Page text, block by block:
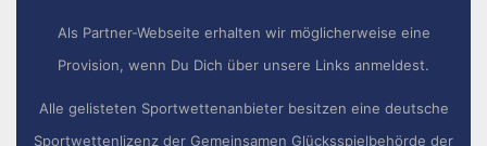
Als Partner-Webseite erhalten wir möglicherweise eine
Provision, wenn Du Dich über unsere Links anmeldest.
Alle gelisteten Sportwettenanbieter besitzen eine deutsche
Sportwettenlizenz der Gemeinsamen Glücksspielbehörde der